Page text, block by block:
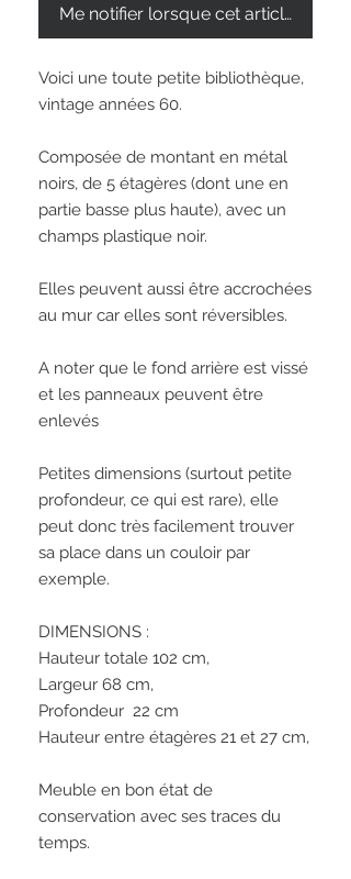
Me notifier lorsque cet article est
Voici une toute petite bibliothèque,
vintage années 60.
Composée de montant en métal
noirs, de 5 étagères (dont une en
partie basse plus haute), avec un
champs plastique noir.
Elles peuvent aussi être accrochées
au mur car elles sont réversibles.
A noter que le fond arrière est vissé
et les panneaux peuvent être
enlevés
Petites dimensions (surtout petite
profondeur, ce qui est rare), elle
peut donc très facilement trouver
sa place dans un couloir par
exemple.
DIMENSIONS :
Hauteur totale 102 cm,
Largeur 68 cm,
Profondeur  22 cm
Hauteur entre étagères 21 et 27 cm,
Meuble en bon état de
conservation avec ses traces du
temps.